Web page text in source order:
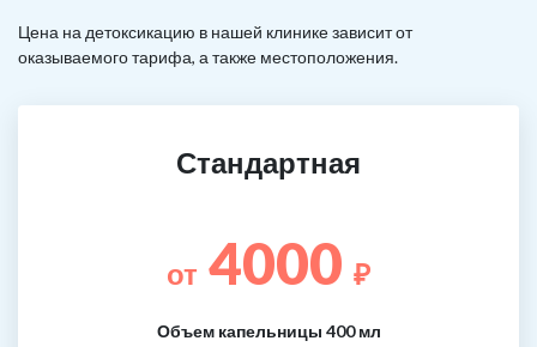
Цена на детоксикацию в нашей клинике зависит от
оказываемого тарифа, а также местоположения.
Стандартная
от 4000 ₽
Объем капельницы 400 мл